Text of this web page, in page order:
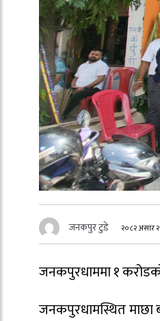
जनकपुर टुडे २०८२ असार
जनकपुरधाममा १
जनकपुरधामस्थित माछा